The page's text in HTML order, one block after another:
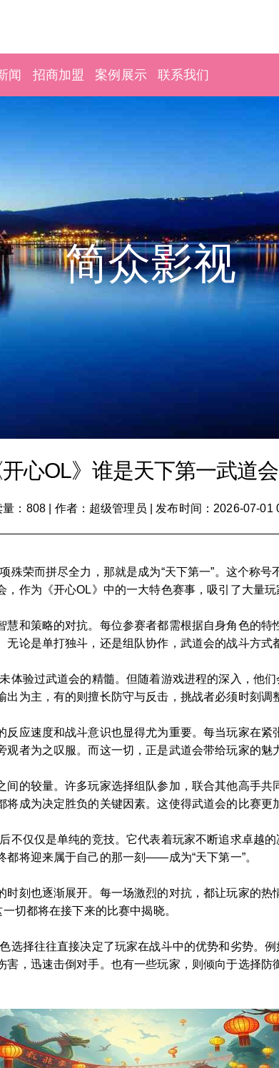
闻 招商加盟 案例展示 联系我们
简众影视
心OL》谁是天下第一武道
量：808 作者：超级管理员 发布时间：2026-07-01
殊荣而拼尽全力，那就是成为“天下第一”。这个称
作为《开心OL》中的一大特色赛事，吸引了大量玩
和策略的对抗。每位参赛者都需根据自身角色的
论是单打独斗，还是组队协作，武道会的战斗方式
体验过武道会的精髓。但随着游戏进程的深入，他们
为主，有的则擅长防守与反击，挑战者必须时刻调
应速度和战斗意识也显得尤为重要。每当玩家在
者为之叹服。而这一切，正是武道会带给玩家的魅
的较量。许多玩家选择组队参加，联合其他高手
成为决定胜负的关键因素。这使得武道会的比赛更
不仅仅是单纯的竞技。它代表着玩家不断追求卓越
将迎来属于自己的那一刻——成为“天下第一”。
时刻也逐渐展开。每一场激烈的对抗，都让玩家的
切都将在接下来的比赛中揭晓。
选择往往直接决定了玩家在战斗中的优势和劣势。
，迅速击倒对手。也有一些玩家，则倾向于选择